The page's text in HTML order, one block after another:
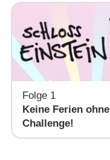
Folge 1
Keine Ferien ohne
Challenge!